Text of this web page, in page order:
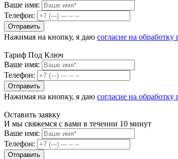
Ваше имя:
Телефон:
Нажимая на кнопку, я даю согласие на
Тариф Под Ключ
Ваше имя:
Телефон:
Нажимая на кнопку, я даю согласие на
Оставить заявку
И мы свяжемся с вами в течении 10 минут
Ваше имя:
Телефон: